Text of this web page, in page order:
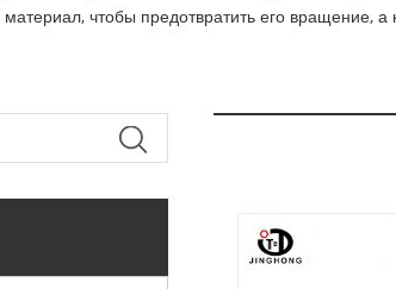
материал, чтобы предотвратить его